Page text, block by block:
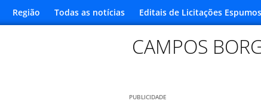
Região Todas as notícias Editais de Licitações
CAMPOS
PUBLICIDADE